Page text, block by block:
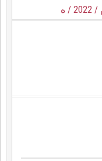
/ 2022
/ ه